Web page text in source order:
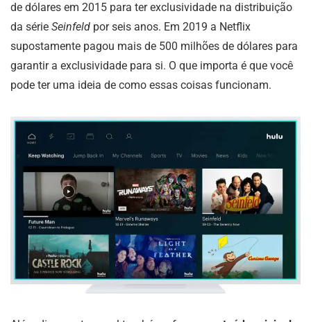
de dólares em 2015 para ter exclusividade na distribuição
da série Seinfeld por seis anos. Em 2019 a Netflix
supostamente pagou mais de 500 milhões de dólares para
garantir a exclusividade para si. O que importa é que você
pode ter uma ideia de como essas coisas funcionam.